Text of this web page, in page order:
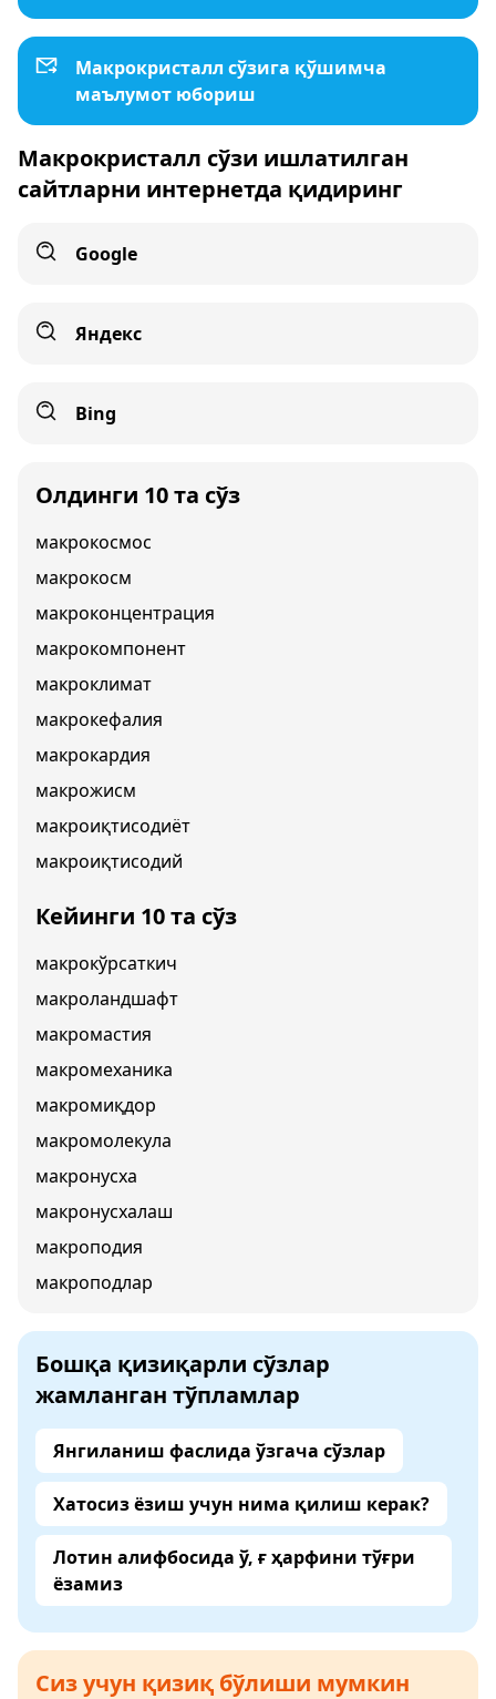
Макрокристалл сўзига қўшимча
маълумот юбориш
Макрокристалл сўзи ишлатилган
сайтларни интернетда қидиринг
Google
Яндекс
Bing
Олдинги 10 та сўз
макрокосмос
макрокосм
макроконцентрация
макрокомпонент
макроклимат
макрокефалия
макрокардия
макрожисм
макроиқтисодиёт
макроиқтисодий
Кейинги 10 та сўз
макрокўрсаткич
макроландшафт
макромастия
макромеханика
макромиқдор
макромолекула
макронусха
макронусхалаш
макроподия
макроподлар
Бошқа қизиқарли сўзлар
жамланган тўпламлар
Янгиланиш фаслида ўзгача сўзлар
Хатосиз ёзиш учун нима қилиш керак?
Лотин алифбосида ў, ғ ҳарфини тўғри
ёзамиз
Сиз учун қизиқ бўлиши мумкин